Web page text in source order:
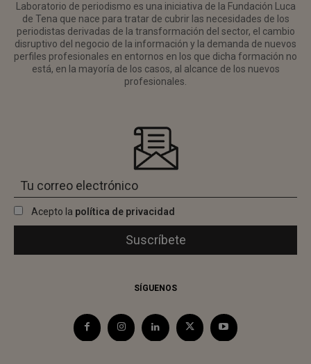
Laboratorio de periodismo es una iniciativa de la Fundación Luca
de Tena que nace para tratar de cubrir las necesidades de los
periodistas derivadas de la transformación del sector, el cambio
disruptivo del negocio de la información y la demanda de nuevos
perfiles profesionales en entornos en los que dicha formación no
está, en la mayoría de los casos, al alcance de los nuevos
profesionales.
Acepto la política de privacidad
SÍGUENOS